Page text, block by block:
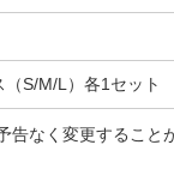
（S/M/L）各1セット
なく変更すること